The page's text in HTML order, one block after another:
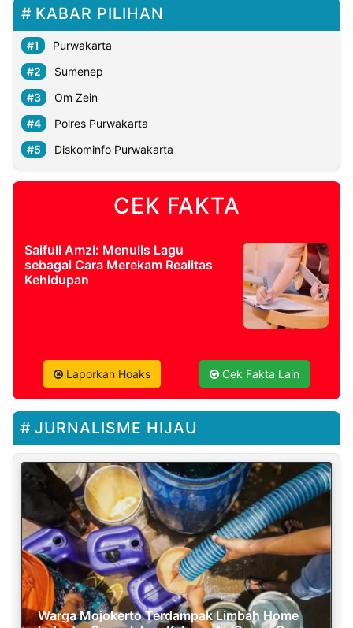
KABAR PILIHAN
Purwakarta
Sumenep
Om Zein
Polres Purwakarta
Diskominfo Purwakarta
CEK FAKTA
Saifull Amzi: Menulis Lagu
sebagai Cara Merekam Realitas
Kehidupan
Laporkan Hoaks Cek Fakta Lain
JURNALISME HIJAU
Warga Mojokerto Terdampak Limbah Home